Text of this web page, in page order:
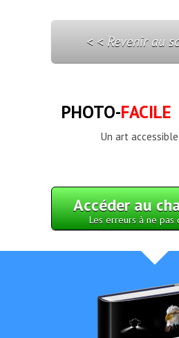
< < Revenir au
PHOTO-FACILE
Un art
Accéder au
Les erreurs à ne pas